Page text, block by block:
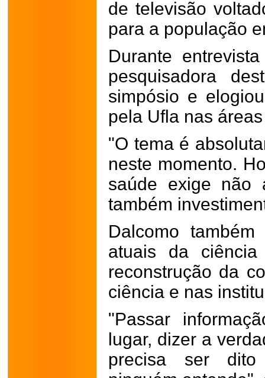
de televisão
para a população
Durante
pesquisadora
simpósio e
pela Ufla nas
"O tema é
neste momento.
saúde exige não
também
Dalcomo
atuais da
reconstrução da
ciência e nas
"Passar
lugar, dizer a
precisa ser